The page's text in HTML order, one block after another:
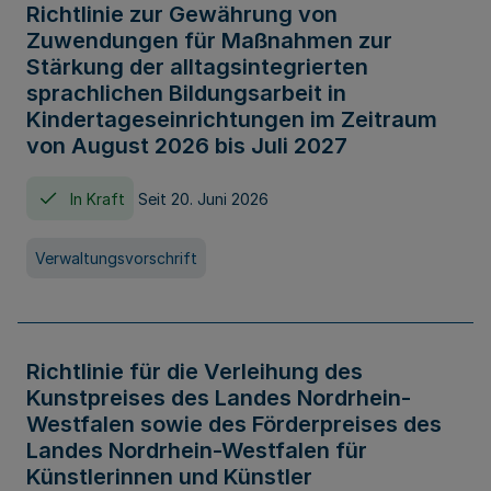
Richtlinie zur Gewährung von
Zuwendungen für Maßnahmen zur
Stärkung der alltagsintegrierten
sprachlichen Bildungsarbeit in
Kindertageseinrichtungen im Zeitraum
von August 2026 bis Juli 2027
In Kraft Seit 20. Juni 2026
Verwaltungsvorschrift
Richtlinie für die Verleihung des
Kunstpreises des Landes Nordrhein-
Westfalen sowie des Förderpreises des
Landes Nordrhein-Westfalen für
Künstlerinnen und Künstler